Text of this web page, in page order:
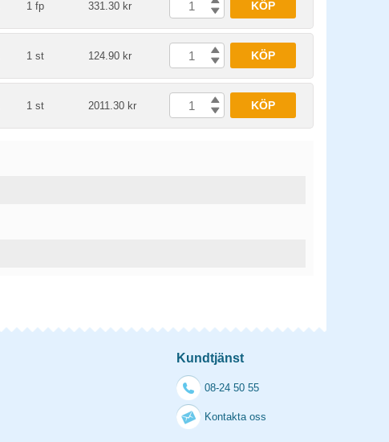
1 fp 331.30 kr KÖP
1 st 124.90 kr KÖP
1 st 2011.30 kr KÖP
Kundtjänst
08-24 50 55
Kontakta oss